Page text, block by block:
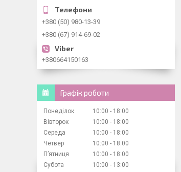
+380 (50) 980-13-39
+380 (67) 914-69-02
+380664150163
Графік роботи
Понеділок 10:00
18:00
Вівторок
10:00
18:00
Середа
10:00
18:00
Четвер
10:00
18:00
Пʼятниця
10:00
18:00
Субота
10:00 13:00